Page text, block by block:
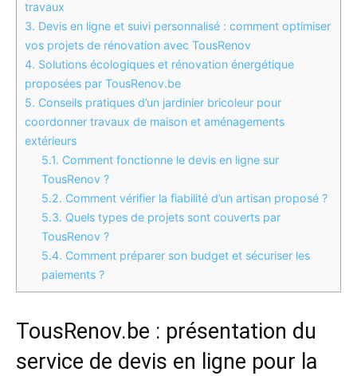
travaux
3. Devis en ligne et suivi personnalisé : comment optimiser
vos projets de rénovation avec TousRenov
4. Solutions écologiques et rénovation énergétique
proposées par TousRenov.be
5. Conseils pratiques d’un jardinier bricoleur pour
coordonner travaux de maison et aménagements
extérieurs
5.1. Comment fonctionne le devis en ligne sur
TousRenov ?
5.2. Comment vérifier la fiabilité d’un artisan proposé ?
5.3. Quels types de projets sont couverts par
TousRenov ?
5.4. Comment préparer son budget et sécuriser les
paiements ?
TousRenov.be : présentation du
service de devis en ligne pour la